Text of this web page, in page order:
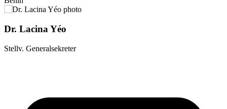
Dr. Lacina Yéo
Stellv. Generalsekreter